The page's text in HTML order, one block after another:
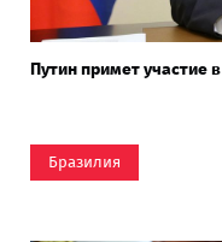
Путин примет участие
Бразилия